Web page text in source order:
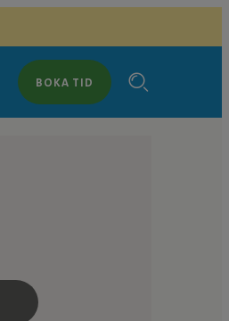
BOKA TID